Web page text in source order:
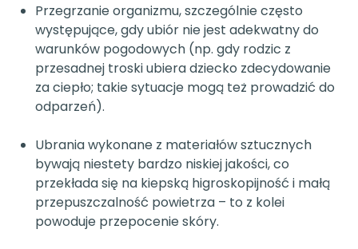
Przegrzanie organizmu, szczególnie często
występujące, gdy ubiór nie jest adekwatny do
warunków pogodowych (np. gdy rodzic z
przesadnej troski ubiera dziecko zdecydowanie
za ciepło; takie sytuacje mogą też prowadzić do
odparzeń).
Ubrania wykonane z materiałów sztucznych
bywają niestety bardzo niskiej jakości, co
przekłada się na kiepską higroskopijność i małą
przepuszczalność powietrza – to z kolei
powoduje przepocenie skóry.